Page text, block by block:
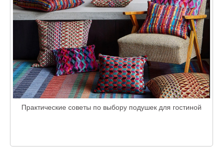
Практические советы по выбору подушек для гостиной